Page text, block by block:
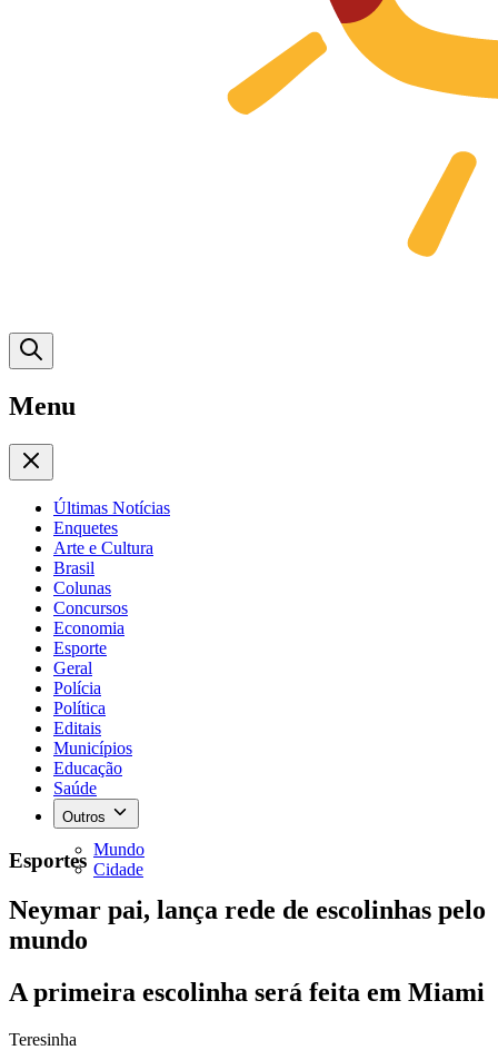
Menu
Últimas Notícias
Enquetes
Arte e Cultura
Brasil
Colunas
Concursos
Economia
Esporte
Geral
Polícia
Política
Editais
Municípios
Educação
Saúde
Outros
Mundo
Cidade
Esportes
Neymar pai, lança rede de escolinhas pelo
mundo
A primeira escolinha será feita em Miami
Teresinha